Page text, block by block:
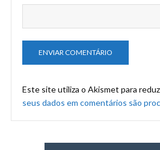
Este site utiliza o Akismet para
seus dados em comentários são